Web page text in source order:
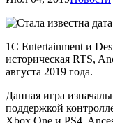
1C Entertainment и
историческая RTS,
августа 2019 года.
Данная игра
поддержкой
Xbox One и PS4.